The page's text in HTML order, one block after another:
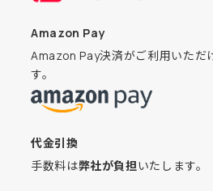
Amazon Pay
Amazon Pay決済がご利用いただ
す。
代金引換
手数料は弊社が負担いたします。